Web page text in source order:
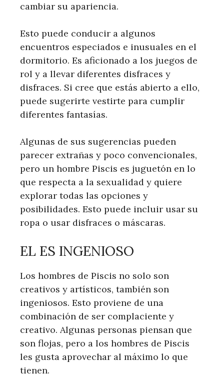
cambiar su apariencia.
Esto puede conducir a algunos
encuentros especiados e inusuales en el
dormitorio. Es aficionado a los juegos de
rol y a llevar diferentes disfraces y
disfraces. Si cree que estás abierto a ello,
puede sugerirte vestirte para cumplir
diferentes fantasías.
Algunas de sus sugerencias pueden
parecer extrañas y poco convencionales,
pero un hombre Piscis es juguetón en lo
que respecta a la sexualidad y quiere
explorar todas las opciones y
posibilidades. Esto puede incluir usar su
ropa o usar disfraces o máscaras.
EL ES INGENIOSO
Los hombres de Piscis no solo son
creativos y artísticos, también son
ingeniosos. Esto proviene de una
combinación de ser complaciente y
creativo. Algunas personas piensan que
son flojas, pero a los hombres de Piscis
les gusta aprovechar al máximo lo que
tienen.